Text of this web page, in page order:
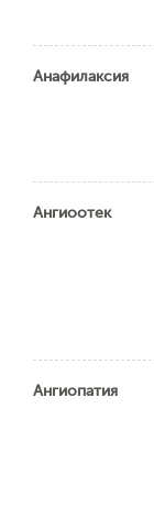
Анафилаксия
Ангиоотек
Ангиопатия